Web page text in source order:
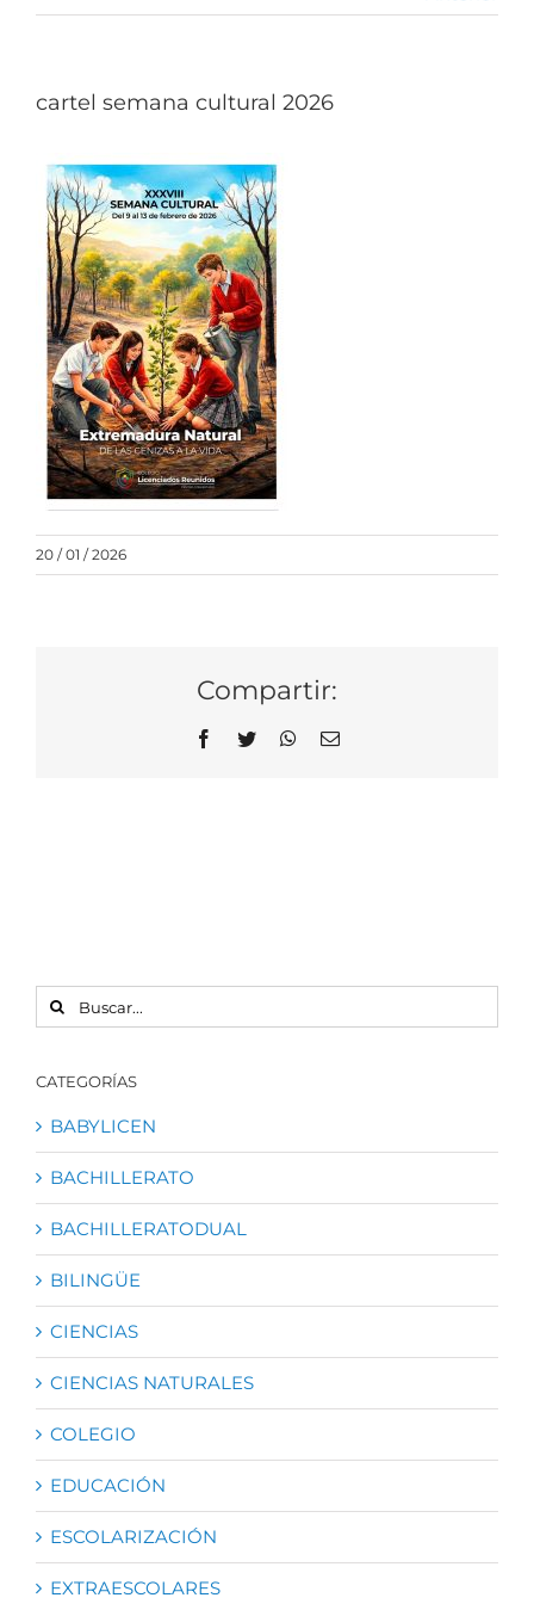
cartel semana cultural 2026
20 / 01 / 2026
Compartir:
Facebook
Twitter WhatsApp
Correo
BUSCAR:
CATEGORÍAS
BABYLICEN
BACHILLERATO
BACHILLERATODUAL
BILINGÜE
CIENCIAS
CIENCIAS NATURALES
COLEGIO
EDUCACIÓN
ESCOLARIZACIÓN
EXTRAESCOLARES